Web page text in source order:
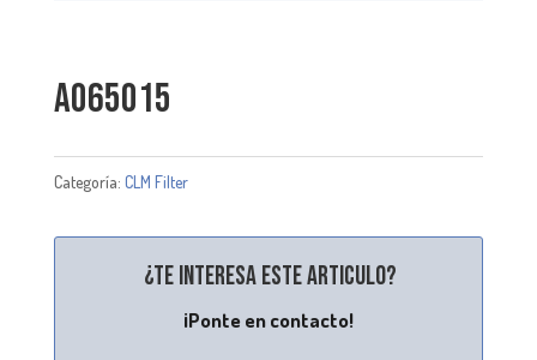
A065015
Categoría: CLM Filter
¿Te interesa este articulo?
¡Ponte en contacto!